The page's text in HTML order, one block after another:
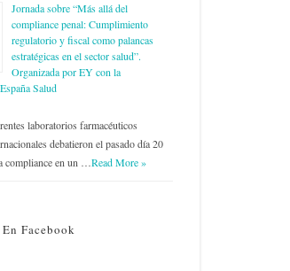
Jornada sobre “Más allá del
compliance penal: Cumplimiento
regulatorio y fiscal como palancas
estratégicas en el sector salud”.
Organizada por EY con la
Salud
laboratorios farmacéuticos
debatieron el pasado día 20
compliance en un …Read More »
Facebook